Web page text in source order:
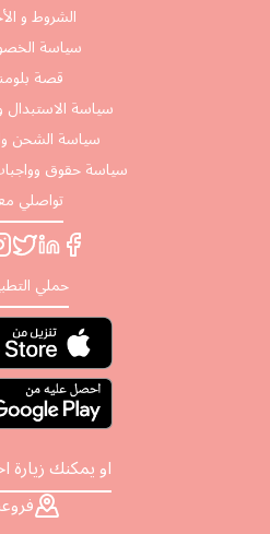
الشروط و
سياسة
قصة
سياسة الاستبدال
سياسة الشحن
سياسة حقوق
تواصلي
حملي
او يمكنك زيارة